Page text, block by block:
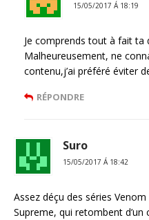
15/05/2017 Á 18:19
Je comprends tout à fait ta
Malheureusement, ne
contenu,j’ai préféré éviter
RÉPONDRE
Suro
15/05/2017 Á 18:42
Assez déçu des séries
Supreme, qui retombent